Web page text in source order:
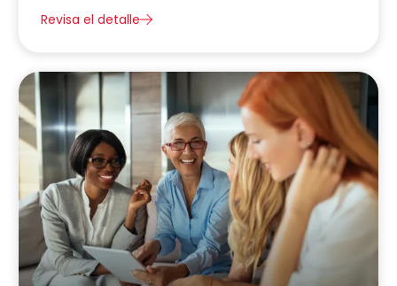
Revisa el detalle